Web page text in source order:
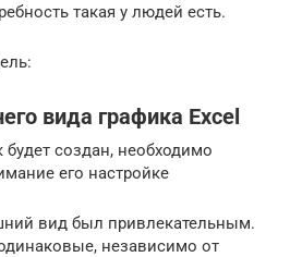
такая у людей есть.
вида графика Excel
будет создан, необходимо
его настройке
вид был привлекательным.
независимо от